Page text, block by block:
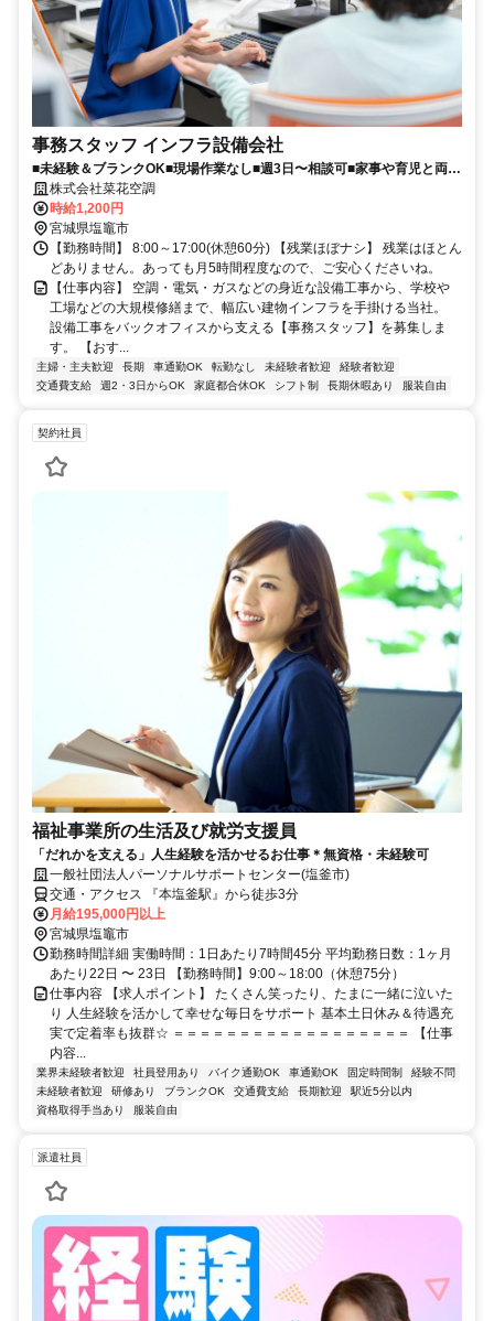
事務スタッフ インフラ設備会社
■未経験＆ブランクOK■現場作業なし■週3日〜相談可■家事や育児と両立
OK株式会社菜花空調
時給1,200円
宮城県塩竈市
【勤務時間】 8:00～17:00(休憩60分) 【残業ほぼナシ】 残業はほとん
どありません。あっても月5時間程度なので、ご安心くださいね。
【仕事内容】 空調・電気・ガスなどの身近な設備工事から、学校や
工場などの大規模修繕まで、幅広い建物インフラを手掛ける当社。
設備工事をバックオフィスから支える【事務スタッフ】を募集しま
す。 【おす...
主婦・主夫歓迎 長期 車通勤OK 転勤なし 未経験者歓迎
経験者歓迎
交通費支給
週2・3日からOK 家庭都合休OK シフト制 長期休暇あり 服装自由
契約社員
福祉事業所の生活及び就労支援員
「だれかを支える」人生経験を活かせるお仕事＊無資格・未経験可
一般社団法人パーソナルサポートセンター(塩釜市)
交通・アクセス 『本塩釜駅』から徒歩3分
月給195,000円以上
宮城県塩竈市
勤務時間詳細 実働時間：1日あたり7時間45分 平均勤務日数：1ヶ月
あたり22日 〜 23日 【勤務時間】9:00～18:00（休憩75分）
仕事内容 【求人ポイント】 たくさん笑ったり、たまに一緒に泣いた
り 人生経験を活かして幸せな毎日をサポート 基本土日休み＆待遇充
実で定着率も抜群☆ ＝＝＝＝＝＝＝＝＝＝＝＝＝＝＝＝＝＝ 【仕事
内容...
業界未経験者歓迎 社員登用あり バイク通勤OK 車通勤OK 固定時間制
経験不問
未経験者歓迎
研修あり ブランクOK 交通費支給 長期歓迎
駅近5分以内
資格取得手当あり
服装自由
派遣社員